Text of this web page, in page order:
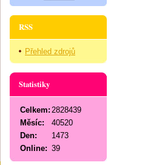
RSS
Přehled zdrojů
Statistiky
Online: 39
Celkem: 2828439
Měsíc:
40520
Den:
1473